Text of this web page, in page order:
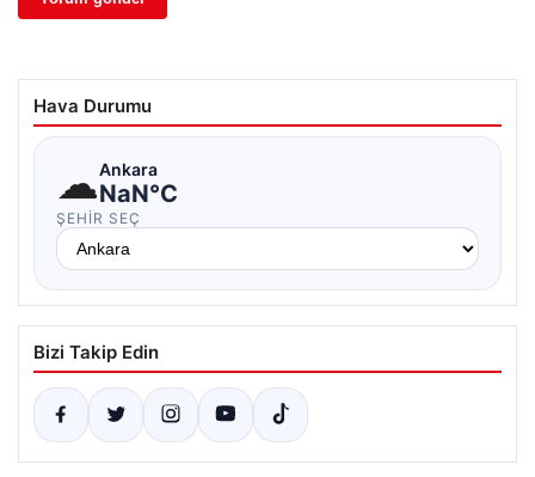
Hava Durumu
☁Ankara
NaN°C
ŞEHIR SEÇ
Bizi Takip Edin